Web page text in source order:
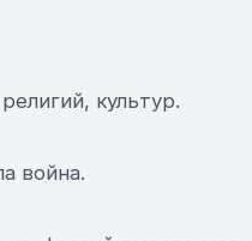
культур.
война.